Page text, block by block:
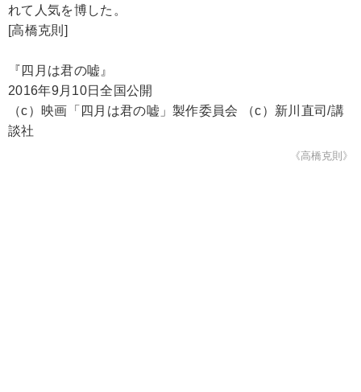
れて人気を博した。
[高橋克則]
『四月は君の嘘』
2016年9月10日全国公開
（c）映画「四月は君の嘘」製作委員会 （c）新川直司/講
談社
《高橋克則》